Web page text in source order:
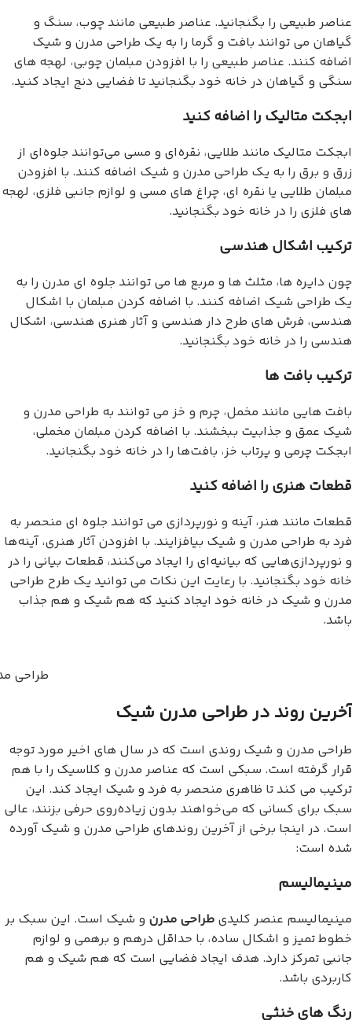
عناصر طبیعی را بگنجانید. عناصر طبیعی مانند چوب، سنگ و
گیاهان می توانند بافت و گرما را به یک طراحی مدرن و شیک
اضافه کنند. عناصر طبیعی را با افزودن مبلمان چوبی، لهجه های
سنگی و گیاهان در خانه خود بگنجانید تا فضایی دنج ایجاد کنید.
ابجکت متالیک را اضافه کنید
ابجکت متالیک مانند طلایی، نقره‌ای و مسی می‌توانند جلوه‌ای از
زرق و برق را به یک طراحی مدرن و شیک اضافه کنند. با افزودن
مبلمان طلایی یا نقره ای، چراغ های مسی و لوازم جانبی فلزی، لهجه
های فلزی را در خانه خود بگنجانید.
ترکیب اشکال هندسی
چون دایره ها، مثلث ها و مربع ها می توانند جلوه ای مدرن را به
یک طراحی شیک اضافه کنند. با اضافه کردن مبلمان با اشکال
هندسی، فرش های طرح دار هندسی و آثار هنری هندسی، اشکال
هندسی را در خانه خود بگنجانید.
ترکیب بافت ها
بافت هایی مانند مخمل، چرم و خز می توانند به طراحی مدرن و
شیک عمق و جذابیت ببخشند. با اضافه کردن مبلمان مخملی،
ابجکت چرمی و پرتاب خز، بافت‌ها را در خانه خود بگنجانید.
قطعات هنری را اضافه کنید
قطعات مانند هنر، آینه و نورپردازی می توانند جلوه ای منحصر به
فرد به طراحی مدرن و شیک بیافزایند. با افزودن آثار هنری، آینه‌ها
و نورپردازی‌هایی که بیانیه‌ای را ایجاد می‌کنند، قطعات بیانی را در
خانه خود بگنجانید. با رعایت این نکات می توانید یک طرح طراحی
مدرن و شیک در خانه خود ایجاد کنید که هم شیک و هم جذاب
باشد.
طراحی
آخرین روند در طراحی مدرن شیک
طراحی مدرن و شیک روندی است که در سال های اخیر مورد توجه
قرار گرفته است. سبکی است که عناصر مدرن و کلاسیک را با هم
ترکیب می کند تا ظاهری منحصر به فرد و شیک ایجاد کند. این
سبک برای کسانی که می‌خواهند بدون زیاده‌روی حرفی بزنند، عالی
است. در اینجا برخی از آخرین روندهای طراحی مدرن و شیک آورده
شده است:
مینیمالیسم
مینیمالیسم عنصر کلیدی طراحی مدرن و شیک است. این سبک بر
خطوط تمیز و اشکال ساده، با حداقل درهم و برهمی و لوازم
جانبی تمرکز دارد. هدف ایجاد فضایی است که هم شیک و هم
کاربردی باشد.
رنگ های خنثی